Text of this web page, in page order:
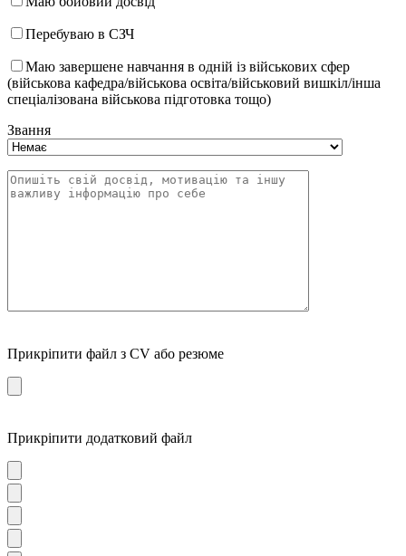
Перебуваю в СЗЧ
Маю завершене навчання в одній із військових сфер
(військова кафедра/військова освіта/військовий вишкіл/інша
спеціалізована військова підготовка тощо)
Звання
Прикріпити файл з CV або резюме
Прикріпити додатковий файл